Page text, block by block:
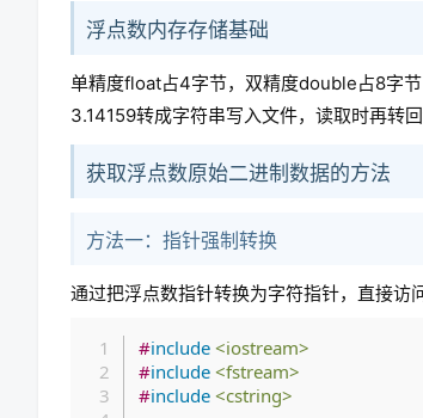
浮点数内存存储基础
单精度float占4字节，双精度double占8字
3.14159转成字符串写入文件，读取时再转
获取浮点数原始二进制数据的方法
方法一：指针强制转换
通过把浮点数指针转换为字符指针，直接访
#include <iostream>
#include <fstream>
#include <cstring>